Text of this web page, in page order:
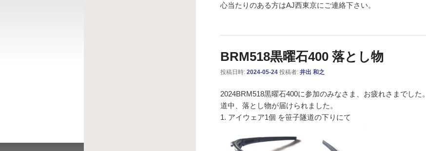
心当たりのある方はAJ西東京にご連絡下さい。
BRM518黒曜石400 落とし物
投稿日時: 2024-05-24 投稿者: 井出 和之
2024BRM518黒曜石400に参加のみなさま、お疲れさまでした。
道中、落とし物が届けられました。
1. アイウェア1個 を笹子隧道の下りにて